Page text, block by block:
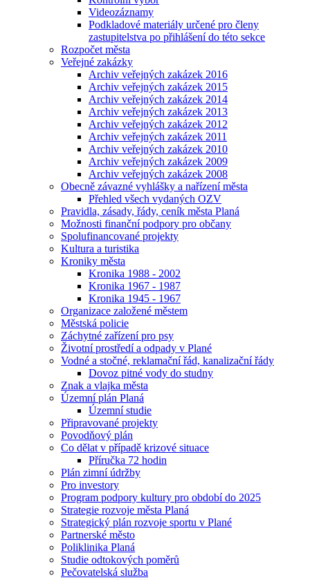
Videozáznamy
Podkladové materiály určené pro členy
zastupitelstva po přihlášení do této sekce
Rozpočet města
Veřejné zakázky
Archiv veřejných zakázek 2016
Archiv veřejných zakázek 2015
Archiv veřejných zakázek 2014
Archiv veřejných zakázek 2013
Archiv veřejných zakázek 2012
Archiv veřejných zakázek 2011
Archiv veřejných zakázek 2010
Archiv veřejných zakázek 2009
Archiv veřejných zakázek 2008
Obecně závazné vyhlášky a nařízení města
Přehled všech vydaných OZV
Pravidla, zásady, řády, ceník města Planá
Možnosti finanční podpory pro občany
Spolufinancované projekty
Kultura a turistika
Kroniky města
Kronika 1988 - 2002
Kronika 1967 - 1987
Kronika 1945 - 1967
Organizace založené městem
Městská policie
Záchytné zařízení pro psy
Životní prostředí a odpady v Plané
Vodné a stočné, reklamační řád, kanalizační řády
Dovoz pitné vody do studny
Znak a vlajka města
Územní plán Planá
Územní studie
Připravované projekty
Povodňový plán
Co dělat v případě krizové situace
Příručka 72 hodin
Plán zimní údržby
Pro investory
Program podpory kultury pro období do 2025
Strategie rozvoje města Planá
Strategický plán rozvoje sportu v Plané
Partnerské město
Poliklinika Planá
Studie odtokových poměrů
Pečovatelská služba